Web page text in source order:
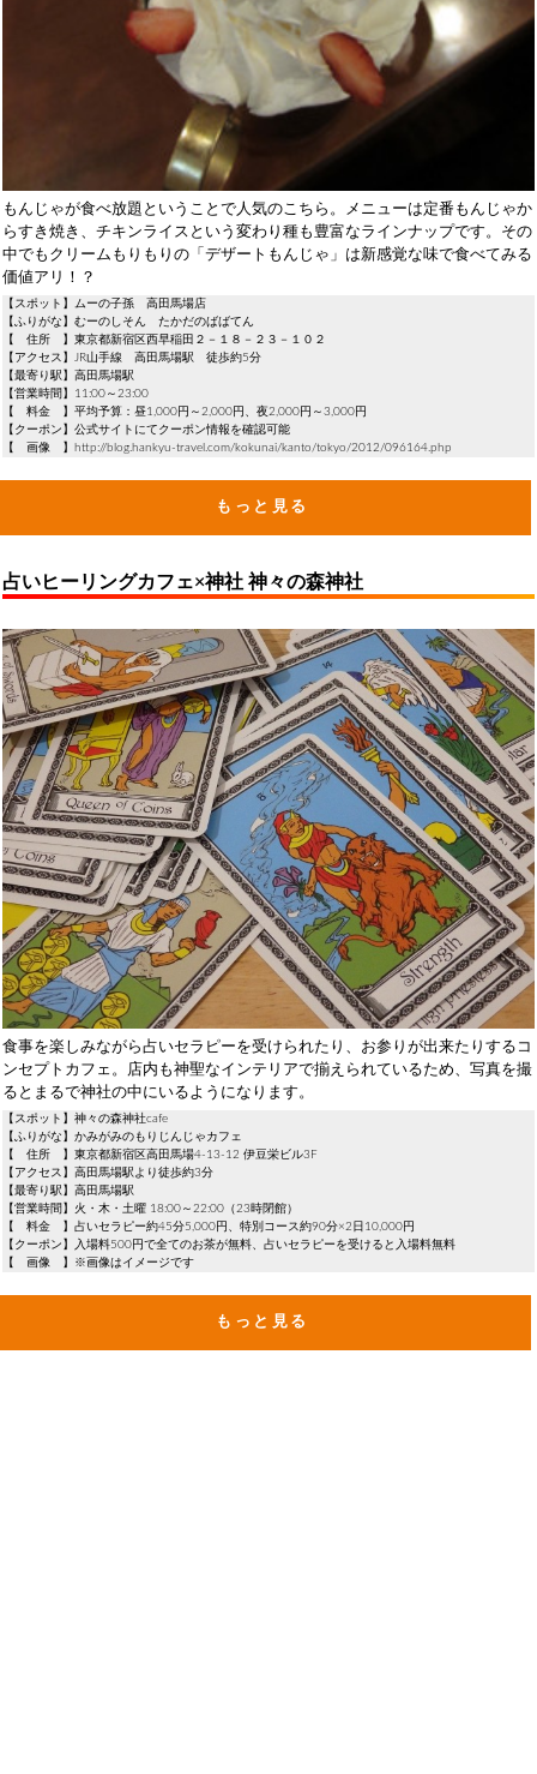
もんじゃが食べ放題ということで人気のこちら。メニューは定番もんじゃか
らすき焼き、チキンライスという変わり種も豊富なラインナップです。その
中でもクリームもりもりの「デザートもんじゃ」は新感覚な味で食べてみる
価値アリ！？
【スポット】ムーの子孫 高田馬場店
【ふりがな】むーのしそん たかだのばばてん
【 住所 】東京都新宿区西早稲田２－１８－２３－１０２
【アクセス】JR山手線 高田馬場駅 徒歩約5分
【最寄り駅】高田馬場駅
【営業時間】11:00～23:00
【 料金 】平均予算：昼1,000円～2,000円、夜2,000円～3,000円
【クーポン】公式サイトにてクーポン情報を確認可能
【 画像 】http://blog.hankyu-travel.com/kokunai/kanto/tokyo/2012/096164.php
もっと見る
占いヒーリングカフェ×神社 神々の森神社
食事を楽しみながら占いセラピーを受けられたり、お参りが出来たりするコ
ンセプトカフェ。店内も神聖なインテリアで揃えられているため、写真を撮
るとまるで神社の中にいるようになります。
【スポット】神々の森神社cafe
【ふりがな】かみがみのもりじんじゃカフェ
【 住所 】東京都新宿区高田馬場4-13-12 伊豆栄ビル3F
【アクセス】高田馬場駅より徒歩約3分
【最寄り駅】高田馬場駅
【営業時間】火・木・土曜 18:00～22:00（23時閉館）
【 料金 】占いセラピー約45分5,000円、特別コース約90分×2日10,000円
【クーポン】入場料500円で全てのお茶が無料、占いセラピーを受けると入場料無料
【 画像 】※画像はイメージです
もっと見る